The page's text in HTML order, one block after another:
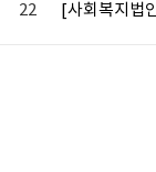
22 [사회복지법